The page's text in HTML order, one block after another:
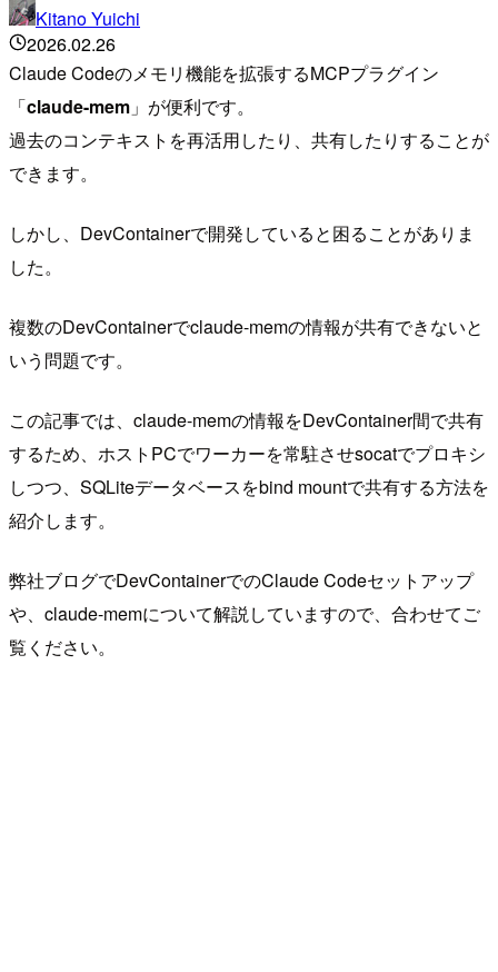
Kitano Yuichi
2026.02.26
Claude Codeのメモリ機能を拡張するMCPプラグイン
「claude-mem 」が便利です。
過去のコンテキストを再活用したり、共有したりすることが
できます。
しかし、DevContainerで開発していると困ることがありま
した。
複数のDevContainerでclaude-memの情報が共有できないと
いう問題です。
この記事では、claude-memの情報をDevContainer間で共有
するため、ホストPCでワーカーを常駐させsocatでプロキシ
しつつ、SQLiteデータベースをbind mountで共有する方法を
紹介します。
弊社ブログでDevContainerでのClaude Codeセットアップ
や、claude-memについて解説していますので、合わせてご
覧ください。